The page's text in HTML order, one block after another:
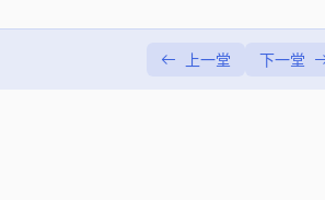
上一堂 下一堂